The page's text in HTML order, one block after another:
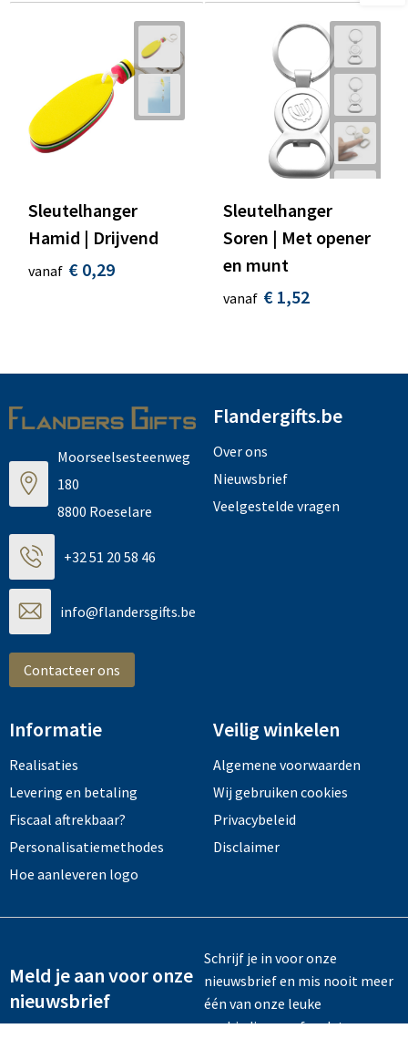
Sleutelhanger
Hamid | Drijvend
vanaf € 0,29
Sleutelhanger
Soren | Met opener
en munt
vanaf € 1,52
Moorseelsesteenweg
180
8800 Roeselare
+32 51 20 58 46
info@flandersgifts.be
Contacteer ons
Flandergifts.be
Over ons
Nieuwsbrief
Veelgestelde vragen
Informatie
Realisaties
Levering en betaling
Fiscaal aftrekbaar?
Personalisatiemethodes
Hoe aanleveren logo
Veilig winkelen
Algemene voorwaarden
Wij gebruiken cookies
Privacybeleid
Disclaimer
Meld je aan voor onze
nieuwsbrief
Schrijf je in voor onze
nieuwsbrief en mis nooit meer
één van onze leuke
aanbiedingen of updates.